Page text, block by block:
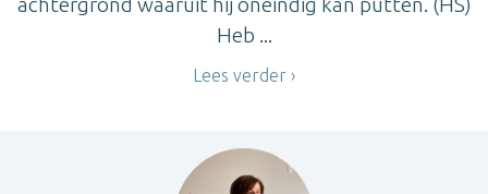
Heb ...
Lees verder